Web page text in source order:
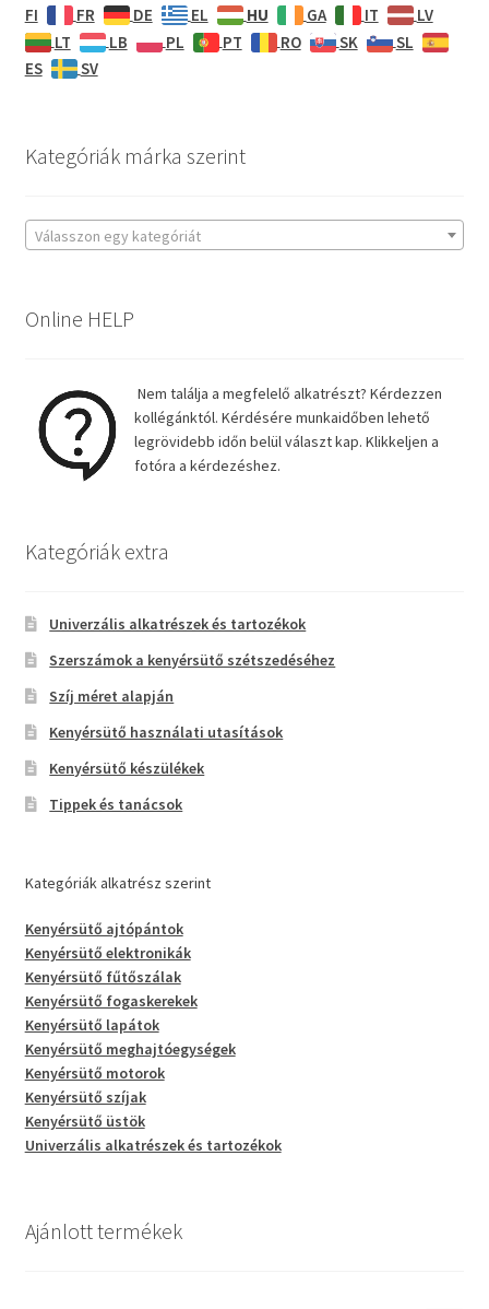
FI
FR DE EL HU GA IT
LV
LT
LB PL PT RO SK
SL
ES
SV
Kategóriák márka szerint
Válasszon egy kategóriát
Online HELP
Nem találja a megfelelő alkatrészt? Kérdezzen
kollégánktól. Kérdésére munkaidőben lehető
legrövidebb időn belül választ kap. Klikkeljen a
fotóra a kérdezéshez.
Kategóriák extra
Univerzális alkatrészek és tartozékok
Szerszámok a kenyérsütő szétszedéséhez
Szíj méret alapján
Kenyérsütő használati utasítások
Kenyérsütő készülékek
Tippek és tanácsok
Kategóriák alkatrész szerint
Kenyérsütő ajtópántok
Kenyérsütő elektronikák
Kenyérsütő fűtőszálak
Kenyérsütő fogaskerekek
Kenyérsütő lapátok
Kenyérsütő meghajtóegységek
Kenyérsütő motorok
Kenyérsütő szíjak
Kenyérsütő üstök
Univerzális alkatrészek és tartozékok
Ajánlott termékek